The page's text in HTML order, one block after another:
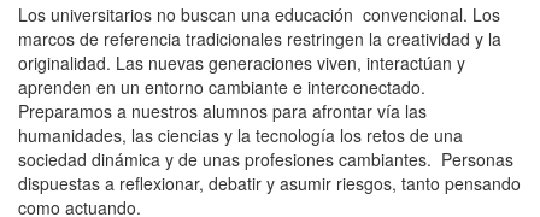
Los universitarios no buscan una educación convencional. Los
marcos de referencia tradicionales restringen la creatividad y la
originalidad. Las nuevas generaciones viven, interactúan y
aprenden en un entorno cambiante e interconectado.
Preparamos a nuestros alumnos para afrontar vía las
humanidades, las ciencias y la tecnología los retos de una
sociedad dinámica y de unas profesiones cambiantes. Personas
dispuestas a reflexionar, debatir y asumir riesgos, tanto pensando
como actuando.